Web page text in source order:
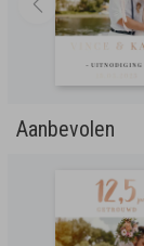
Aanbevolen